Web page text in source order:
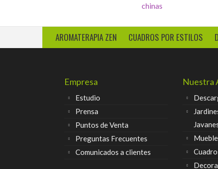
chinas
AROMATERAPIA ZEN CUADROS POR ESTILOS
Empresa
Estudio
Prensa
Puntos de Venta
Preguntas Frecuentes
Comunicados a clientes
Nuestra